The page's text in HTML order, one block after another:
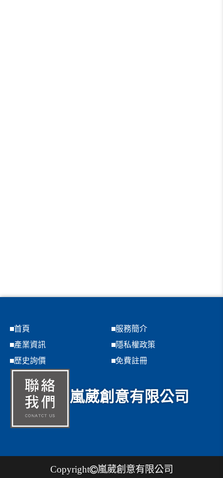
首頁
服務簡介
產業資訊
隱私權政策
歷史詢價
免費註冊
嵐葳創意有限公司
Copyright 嵐葳創意有限公司